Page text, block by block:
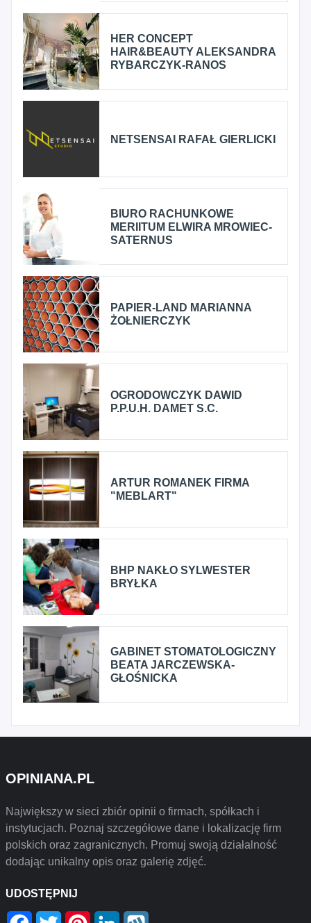
HER CONCEPT
HAIR&BEAUTY ALEKSANDRA
RYBARCZYK-RANOS
NETSENSAI RAFAŁ GIERLICKI
BIURO RACHUNKOWE
MERIITUM ELWIRA MROWIEC-
SATERNUS
PAPIER-LAND MARIANNA
ŻOŁNIERCZYK
OGRODOWCZYK DAWID
P.P.U.H. DAMET S.C.
ARTUR ROMANEK FIRMA
"MEBLART"
BHP NAKŁO SYLWESTER
BRYŁKA
GABINET STOMATOLOGICZNY
BEATA JARCZEWSKA-
GŁOŚNICKA
OPINIANA.PL
Największy w sieci zbiór opinii o firmach, spółkach i
instytucjach. Poznaj szczegółowe dane i lokalizację firm
polskich oraz zagranicznych. Promuj swoją działalność
dodając unikalny opis oraz galerię zdjęć.
UDOSTĘPNIJ
Facebook
Twitter PinterestLinkedIn